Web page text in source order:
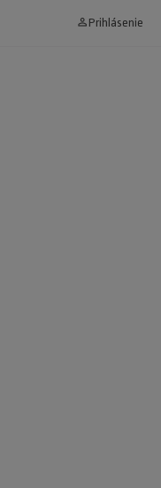
person_outline Prihlásenie